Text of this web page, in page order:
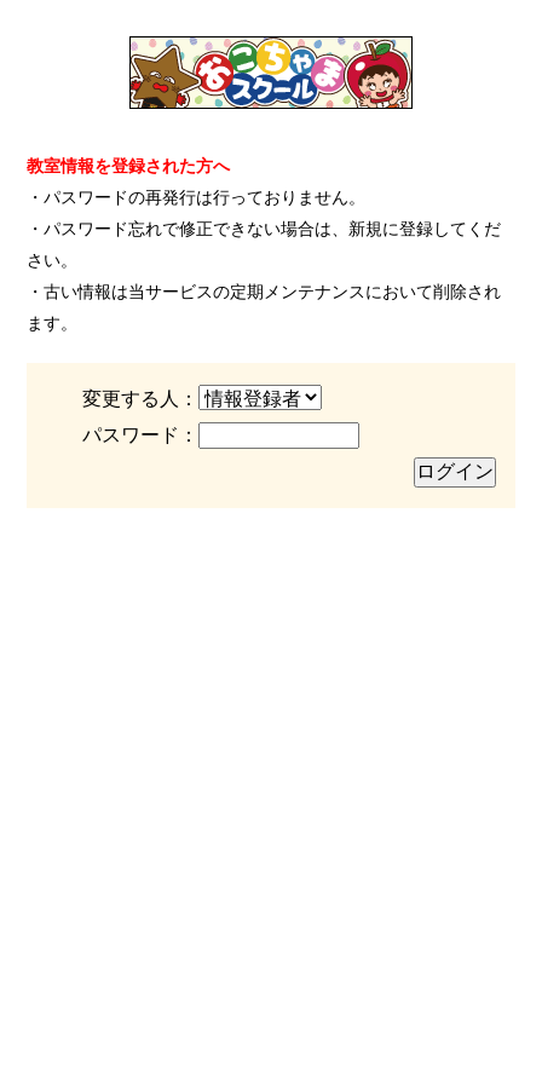
教室情報を登録された方へ
・パスワードの再発行は行っておりません。
・パスワード忘れで修正できない場合は、新規に登録してくだ
さい。
・古い情報は当サービスの定期メンテナンスにおいて削除され
ます。
変更する人：
パスワード：